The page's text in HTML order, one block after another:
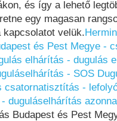
és így a lehető
egy magasan
kapcsolatot velük.
és Pest Megye -
elhárítás - dugulás
- SOS
csatornatisztítás -
duguláselhárítás
Budapest és Pest